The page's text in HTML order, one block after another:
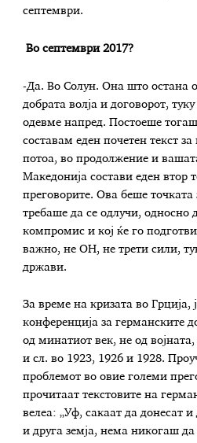
септември.
Во септември 2017?
-Да. Во Солун. Она што остана
добрата волја и договорот,
одевме напред. Постоеше тогаш
составам еден почетен текст за
потоа, во продолжение и
Македонија состави еден втор
преговорите. Ова беше точката
требаше да се одлучи, односно
компромис и кој ќе го
важно, не ОН, не трети сили,
држави.
За време на кризата во Грција,
конференција за германските
од минатиот век, не од
и сл. во 1923, 1926 и 1928.
проблемот во овие големи
прочитаат текстовите на
велеа: „Уф, сакаат да донесат и
и друга земја, нема никогаш